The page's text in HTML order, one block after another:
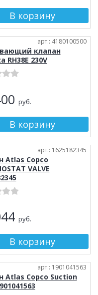
арт.: 4180100500
клапан
RH38Е 230V
руб.
арт.: 1625182345
Atlas Copco
VALVE
руб.
арт.: 1901041563
Atlas Copco Suction